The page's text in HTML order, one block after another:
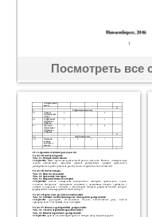
Посмотреть все